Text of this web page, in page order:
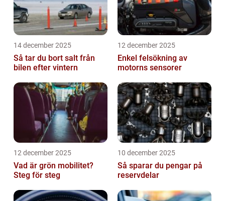
14 december 2025
Så tar du bort salt från
bilen efter vintern
12 december 2025
Enkel felsökning av
motorns sensorer
12 december 2025
Vad är grön mobilitet?
Steg för steg
10 december 2025
Så sparar du pengar på
reservdelar